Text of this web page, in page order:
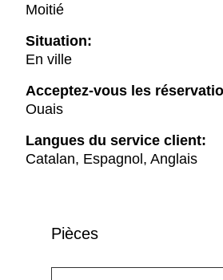
Moitié
Situation:
En ville
Acceptez-vous les
Ouais
Langues du service client:
Catalan, Espagnol, Anglais
Pièces